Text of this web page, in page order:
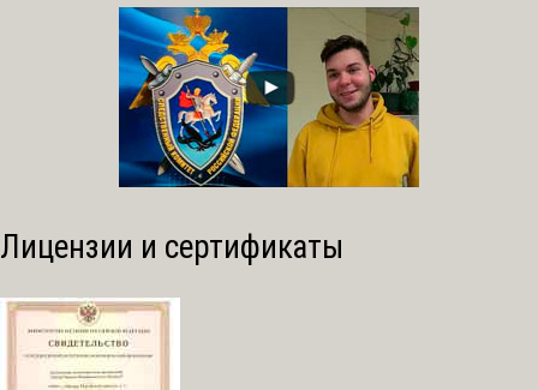
Лицензии и сертификаты